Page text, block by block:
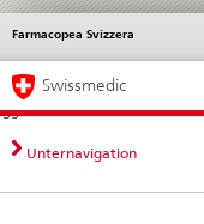
Navigazione
diretta:
novità,
aspetti
contatto
Novità &
Farmacopea Svizzera
Service
Navigation
Swissmedic
Unternavigation